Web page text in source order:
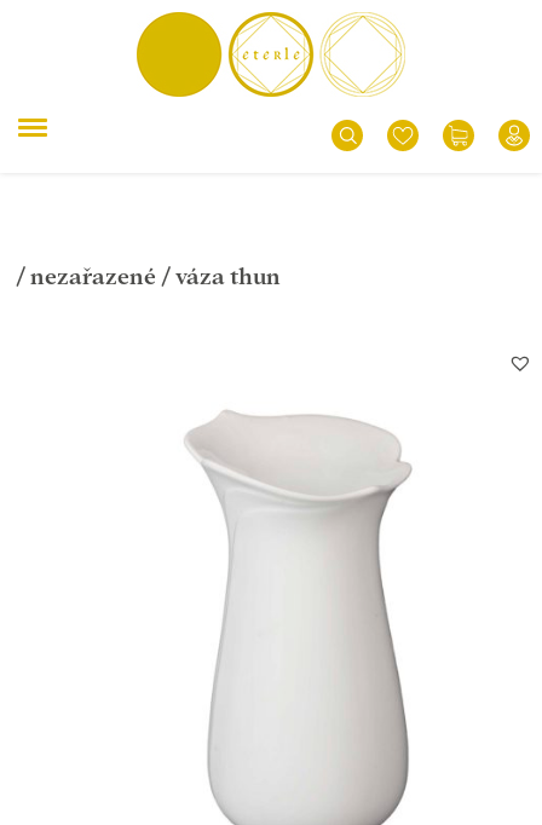
/ nezařazené / váza thun